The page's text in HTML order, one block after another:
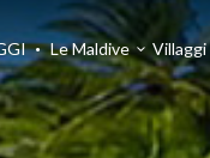
Le Maldive Villaggi